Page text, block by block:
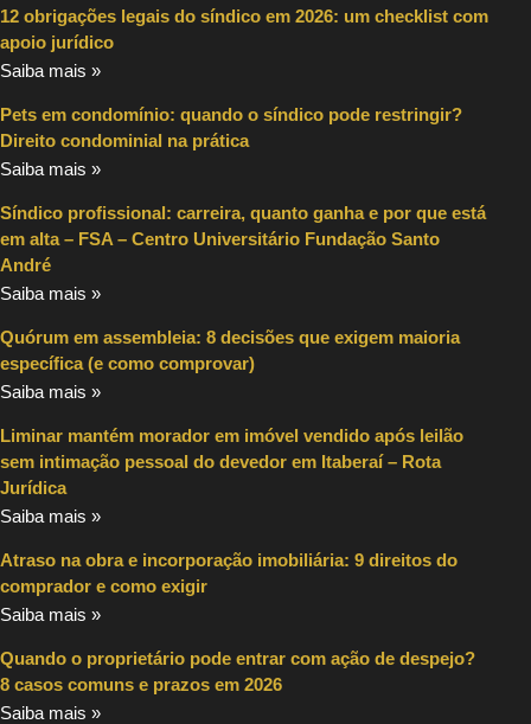
12 obrigações legais do síndico em 2026: um checklist com
apoio jurídico
Saiba mais »
Pets em condomínio: quando o síndico pode restringir?
Direito condominial na prática
Saiba mais »
Síndico profissional: carreira, quanto ganha e por que está
em alta – FSA – Centro Universitário Fundação Santo
André
Saiba mais »
Quórum em assembleia: 8 decisões que exigem maioria
específica (e como comprovar)
Saiba mais »
Liminar mantém morador em imóvel vendido após leilão
sem intimação pessoal do devedor em Itaberaí – Rota
Jurídica
Saiba mais »
Atraso na obra e incorporação imobiliária: 9 direitos do
comprador e como exigir
Saiba mais »
Quando o proprietário pode entrar com ação de despejo?
8 casos comuns e prazos em 2026
Saiba mais »